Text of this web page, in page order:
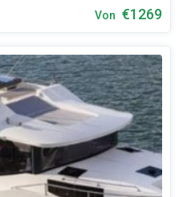
Von €1269